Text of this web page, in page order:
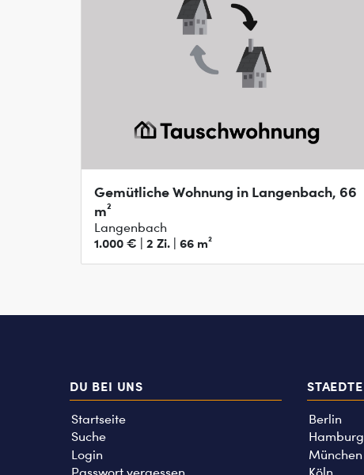
Gemütliche Wohnung in Langenbach, 66
m²
Langenbach
1.000 € | 2 Zi. | 66 m²
DU BEI UNS
Startseite
Suche
Login
STAEDTE
Berlin
Hamburg
München